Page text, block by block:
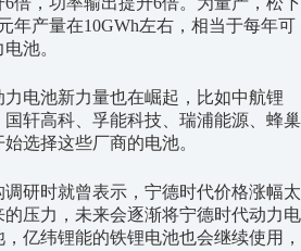
年产量在10GWh左右，相当于每年可
池。
电池新力量也在崛起，比如中航锂
轩高科、孚能科技、瑞浦能源、蜂巢
选择这些厂商的电池。
研时就曾表示，宁德时代价格涨幅太
压力，未来会逐渐将宁德时代动力电
亿纬锂能的铁锂电池也会继续使用，